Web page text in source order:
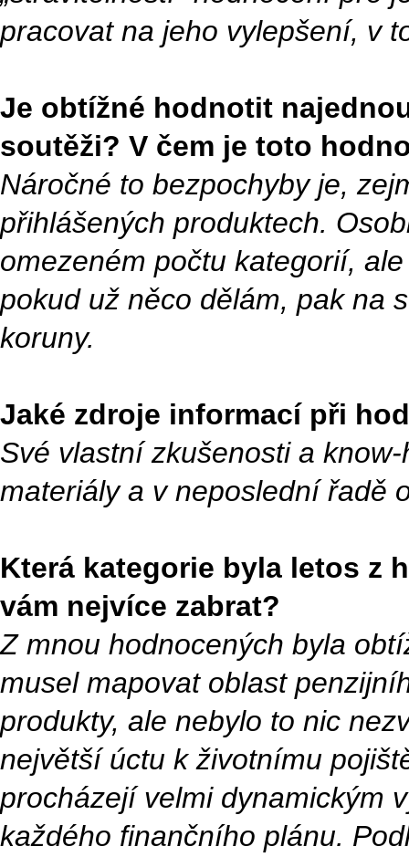
pracovat na jeho vylepšení, v
Je obtížné hodnotit
soutěži? V čem je toto
Náročné to bezpochyby je,
přihlášených produktech.
omezeném počtu kategorií,
pokud už něco dělám, pak na
koruny.
Jaké zdroje informací při
Své vlastní zkušenosti a
materiály a v neposlední řadě
Která kategorie byla letos z
vám nejvíce zabrat?
Z mnou hodnocených byla
musel mapovat oblast
produkty, ale nebylo to nic
největší úctu k životnímu
procházejí velmi dynamickým
každého finančního plánu.